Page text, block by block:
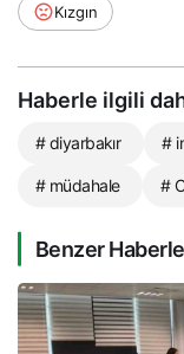
Kızgın
Haberle ilgili
# diyarbakır #
# müdahale #
Benzer